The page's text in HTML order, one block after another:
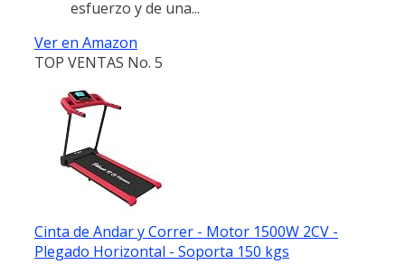
esfuerzo y de una...
Ver en Amazon
TOP VENTAS No. 5
Cinta de Andar y Correr - Motor 1500W 2CV -
Plegado Horizontal - Soporta 150 kgs